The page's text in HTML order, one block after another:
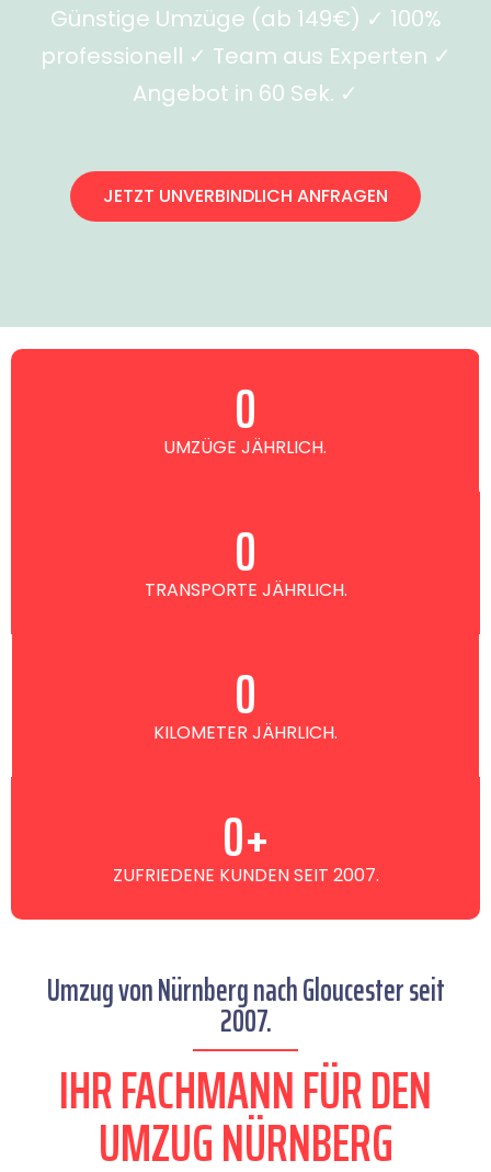
Günstige Umzüge (ab 149€) ✓ 100%
professionell ✓ Team aus Experten ✓
Angebot in 60 Sek. ✓
JETZT UNVERBINDLICH ANFRAGEN
UMZÜGE JÄHRLICH.
0
TRANSPORTE JÄHRLICH.
0
KILOMETER JÄHRLICH.
0
ZUFRIEDENE KUNDEN SEIT 2007.
0+
Umzug von Nürnberg nach Gloucester seit
2007.
IHR FACHMANN FÜR DEN
UMZUG NÜRNBERG